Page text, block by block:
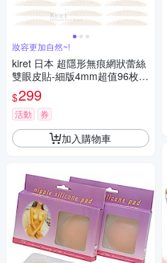
妝容更加自然~!
kiret 日本 超隱形無痕網狀蕾絲
雙眼皮貼-細版4mm超值96枚入
贈Y棒
$299
活動 券
加入購物車